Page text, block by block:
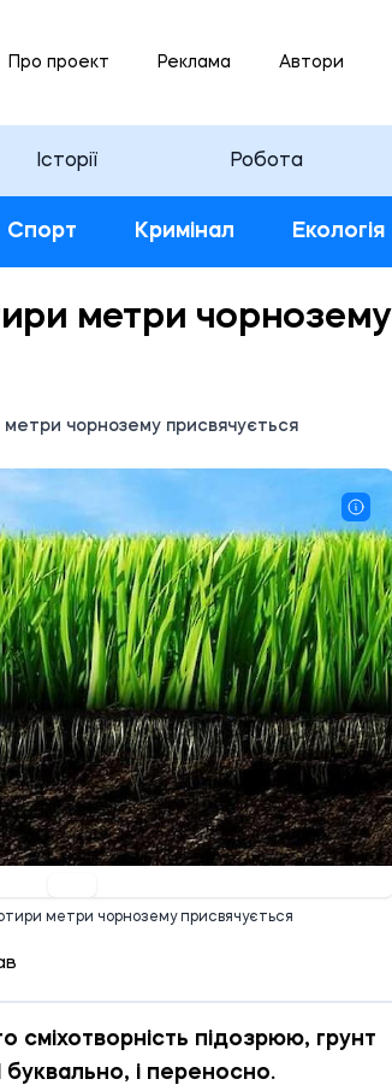
Про проект Реклама Автори
Історії Робота
Спорт Кримінал Екологія
метри чорнозему
метри чорнозему присвячується
метри чорнозему присвячується
сміхотворність підозрюю, грунт
буквально, і переносно.